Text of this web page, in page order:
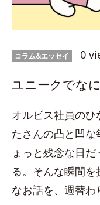
コラム&エッセイ 0
ユニークでな
オルビス社員のひ
たさんの凸と凹
ょっと残念な日
る。そんな瞬間
なお話を、週替わ